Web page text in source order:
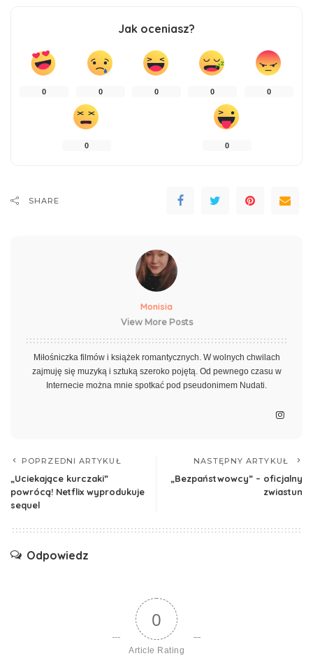
Jak oceniasz?
0 0 0 0 0
0 0
SHARE
Monisia
View More Posts
Miłośniczka filmów i książek romantycznych. W wolnych chwilach
zajmuję się muzyką i sztuką szeroko pojętą. Od pewnego czasu w
Internecie można mnie spotkać pod pseudonimem Nudati.
POPRZEDNI ARTYKUŁ
„Uciekające kurczaki”
powrócą! Netflix wyprodukuje
sequel
NASTĘPNY ARTYKUŁ
„Bezpaństwowcy” – oficjalny
zwiastun
Odpowiedz
0
Article Rating